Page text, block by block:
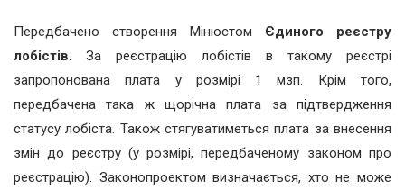
Передбачено створення Мінюстом Єдиного реєстру
лобістів. За реєстрацію лобістів в такому реєстрі
запропонована плата у розмірі 1 мзп. Крім того,
передбачена така ж щорічна плата за підтвердження
статусу лобіста. Також стягуватиметься плата за внесення
змін до реєстру (у розмірі, передбаченому законом про
реєстрацію). Законопроектом визначається, хто не може